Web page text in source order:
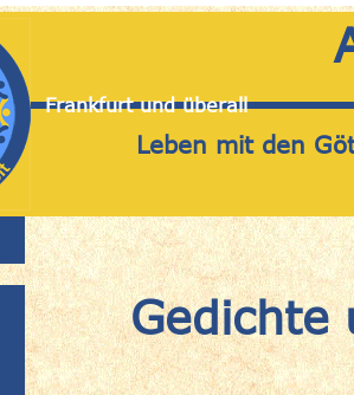
Frankfurt und überall
Leben mit den
Gedichte